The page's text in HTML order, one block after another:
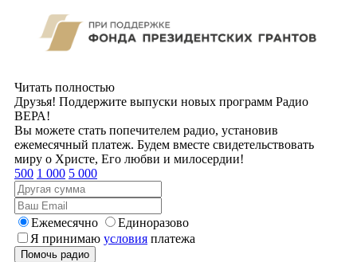
Читать полностью
Друзья! Поддержите выпуски новых программ Радио
ВЕРА!
Вы можете стать попечителем радио, установив
ежемесячный платеж. Будем вместе свидетельствовать
миру о Христе, Его любви и милосердии!
500 1 000 5 000
Ежемесячно
Единоразово
Я принимаю условия платежа
Помочь радио